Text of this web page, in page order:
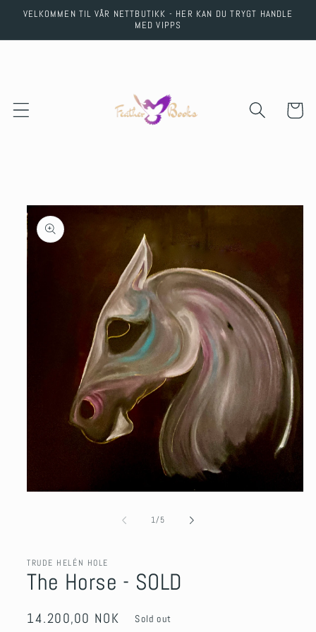
Skip to
VELKOMMEN TIL VÅR NETTBUTIKK - HER KAN DU TRYGT HANDLE
MED VIPPS
Cart
Skip to
product
information
1/of5
TRUDE HELÉN HOLE
The Horse - SOLD
Regular
14.200,00 NOK Sold out